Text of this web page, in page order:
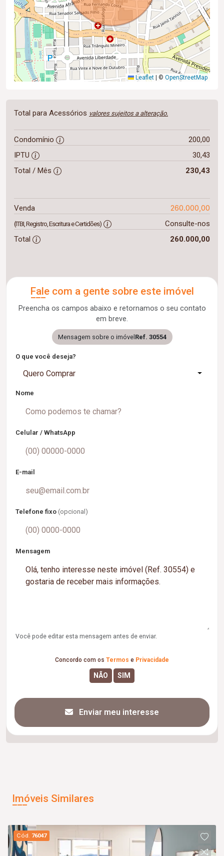
Leaflet | © OpenStreetMap
Total para Acessórios valores sujeitos a alteração.
Condomínio
200,00
IPTU
30,43
Total / Mês
230,43
Venda 260.000,00
(ITBI, Registro, Escritura e Certidões)
Consulte-nos
Total
260.000,00
Fale com a gente sobre este imóvel
Preencha os campos abaixo e retornamos o seu contato
em breve.
Mensagem sobre o imóvelRef. 30554
O que você deseja?
Quero Comprar
Nome
Celular / WhatsApp
E-mail
Telefone fixo (opcional)
Mensagem
Você pode editar esta mensagem antes de enviar.
Concordo com os Termos e Privacidade
Enviar meu interesse
Imóveis Similares
Cód. 76047